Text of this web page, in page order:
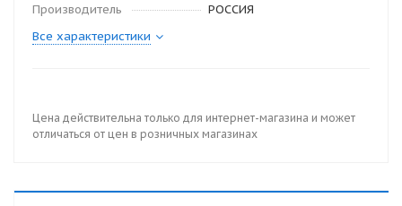
Производитель
РОССИЯ
Все характеристики
Цена действительна только для интернет-магазина и может
отличаться от цен в розничных магазинах